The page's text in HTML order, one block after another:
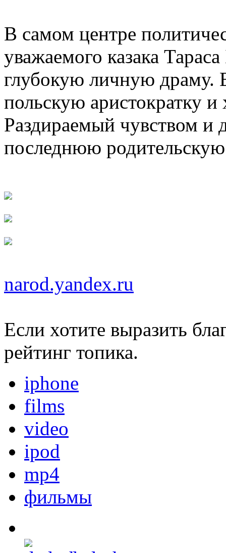
В самом центре
уважаемого казака
глубокую личную
польскую аристократку
Раздираемый чувством и
последнюю
narod.yandex.ru
Если хотите выразить
рейтинг топика.
iphone
films
video
ipod
mp4
фильмы